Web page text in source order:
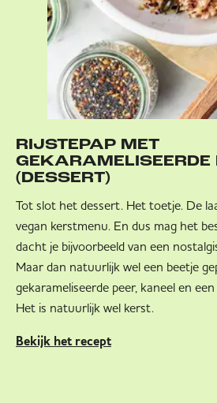
RIJSTEPAP MET
GEKARAMELISEERDE
(DESSERT)
Tot slot het dessert. Het toetje. De
vegan kerstmenu. En dus mag het
dacht je bijvoorbeeld van een
Maar dan natuurlijk wel een beetje
gekarameliseerde peer, kaneel en
Het is natuurlijk wel kerst.
Bekijk het recept